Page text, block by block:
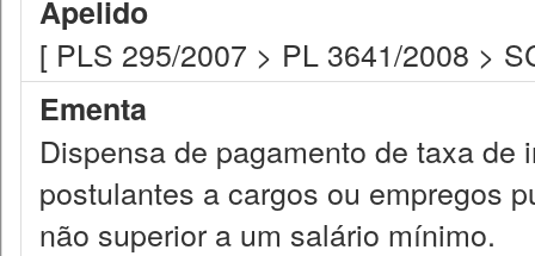
Apelido
[ PLS 295/2007 > PL 3641/2008 >
Ementa
Dispensa de pagamento de taxa
postulantes a cargos ou empregos
não superior a um salário mínimo.